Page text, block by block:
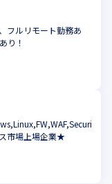
フルリモート勤務あ
り！
市場上場企業★